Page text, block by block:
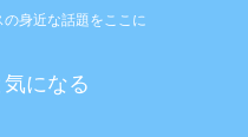
身近な話題をここに
になる